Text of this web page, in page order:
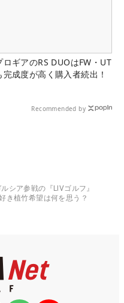
ロギアのRS DUOはFW・UT
完成度が高く購入者続出！
Recommended by
ルシア参戦の『LIVゴルフ』
き植竹希望は何を思う？